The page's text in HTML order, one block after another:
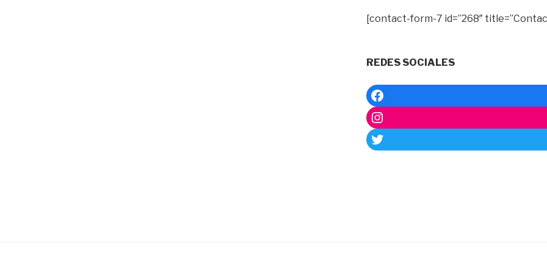
[contact-form-7 id=”268″
REDES SOCIALES